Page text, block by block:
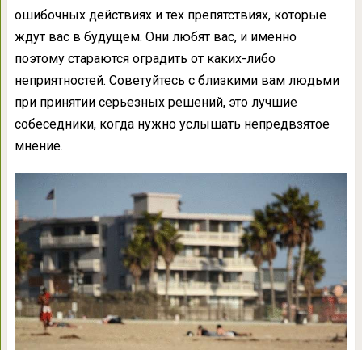
ошибочных действиях и тех препятствиях, которые
ждут вас в будущем. Они любят вас, и именно
поэтому стараются оградить от каких-либо
неприятностей. Советуйтесь с близкими вам людьми
при принятии серьезных решений, это лучшие
собеседники, когда нужно услышать непредвзятое
мнение.